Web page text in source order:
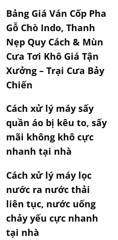
Bảng Giá Ván Cốp Pha
Gỗ Chò Indo, Thanh
Nẹp Quy Cách & Mùn
Cưa Tơi Khô Giá Tận
Xưởng – Trại Cưa Bảy
Chiến
Cách xử lý máy sấy
quần áo bị kêu to, sấy
mãi không khô cực
nhanh tại nhà
Cách xử lý máy lọc
nước ra nước thải
liên tục, nước uống
chảy yếu cực nhanh
tại nhà